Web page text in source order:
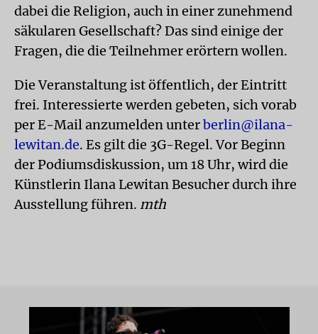
dabei die Religion, auch in einer zunehmend
säkularen Gesellschaft? Das sind einige der
Fragen, die die Teilnehmer erörtern wollen.
Die Veranstaltung ist öffentlich, der Eintritt
frei. Interessierte werden gebeten, sich vorab
per E-Mail anzumelden unterberlin@ilana-
lewitan.de. Es gilt die 3G-Regel. Vor Beginn
der Podiumsdiskussion, um 18 Uhr, wird die
Künstlerin Ilana Lewitan Besucher durch ihre
Ausstellung führen. mth